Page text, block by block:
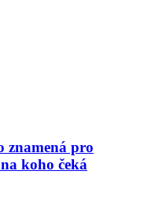
znamená pro
koho čeká